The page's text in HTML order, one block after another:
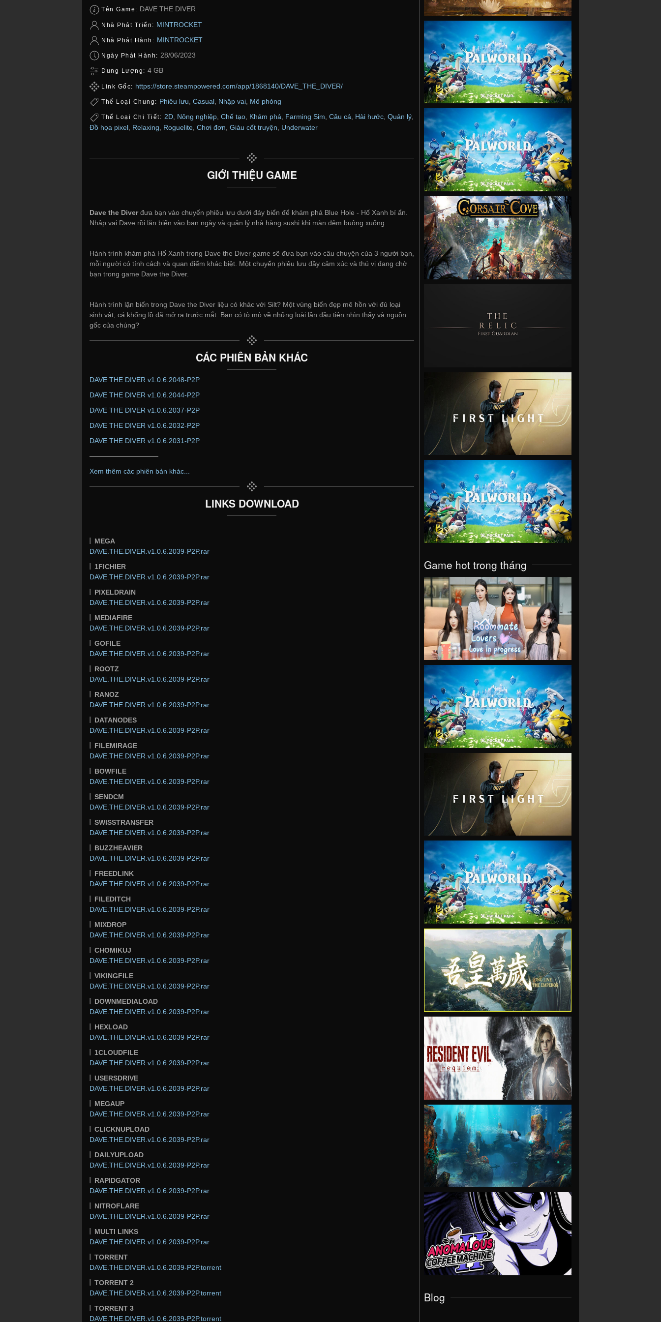
Tên Game: DAVE THE DIVER
Nhà Phát Triển: MINTROCKET
Nhà Phát Hành: MINTROCKET
Ngày Phát Hành: 28/06/2023
Dung Lượng: 4 GB
Link Gốc: https://store.steampowered.com/app/1868140/DAVE_THE_DIVER/
Thể Loại Chung: Phiêu lưu Casual Nhập vai Mô phỏng
Thể Loại Chi Tiết: 2D, Nông nghiệp, Chế tạo, Khám phá, Farming Sim, Câu cá, Hài hước, Quản lý,
Đồ họa pixel Relaxing Roguelite Chơi đơn Giàu cốt truyện Underwater
GIỚI THIỆU GAME
Dave the Diverđưa bạn vào chuyến phiêu lưu dưới đáy biển để khám phá Blue Hole - Hố Xanh bí ẩn.
Nhập vai Dave rồi lặn biển vào ban ngày và quản lý nhà hàng sushi khi màn đêm buông xuống.
Hành trình khám phá Hố Xanh trong Dave the Diver game sẽ đưa bạn vào câu chuyện của 3 người bạn,
mỗi người có tính cách và quan điểm khác biệt. Một chuyến phiêu lưu đầy cảm xúc và thú vị đang chờ
bạn trong game Dave the Diver.
Hành trình lặn biển trong Dave the Diver liệu có khác với Silt? Một vùng biển đẹp mê hồn với đủ loại
sinh vật, cá khổng lồ đã mở ra trước mắt. Bạn có tò mò về những loài lần đầu tiên nhìn thấy và nguồn
gốc của chúng?
CÁC PHIÊN BẢN KHÁC
DAVE THE DIVER v1.0.6.2048-P2P
DAVE THE DIVER v1.0.6.2044-P2P
DAVE THE DIVER v1.0.6.2037-P2P
DAVE THE DIVER v1.0.6.2032-P2P
DAVE THE DIVER v1.0.6.2031-P2P
——————————
Xem thêm các phiên bản khác...
LINKS DOWNLOAD
MEGA
DAVE.THE.DIVER.v1.0.6.2039-P2P.rar
1FICHIER
DAVE.THE.DIVER.v1.0.6.2039-P2P.rar
PIXELDRAIN
DAVE.THE.DIVER.v1.0.6.2039-P2P.rar
MEDIAFIRE
DAVE.THE.DIVER.v1.0.6.2039-P2P.rar
GOFILE
DAVE.THE.DIVER.v1.0.6.2039-P2P.rar
ROOTZ
DAVE.THE.DIVER.v1.0.6.2039-P2P.rar
RANOZ
DAVE.THE.DIVER.v1.0.6.2039-P2P.rar
DATANODES
DAVE.THE.DIVER.v1.0.6.2039-P2P.rar
FILEMIRAGE
DAVE.THE.DIVER.v1.0.6.2039-P2P.rar
BOWFILE
DAVE.THE.DIVER.v1.0.6.2039-P2P.rar
SENDCM
DAVE.THE.DIVER.v1.0.6.2039-P2P.rar
SWISSTRANSFER
DAVE.THE.DIVER.v1.0.6.2039-P2P.rar
BUZZHEAVIER
DAVE.THE.DIVER.v1.0.6.2039-P2P.rar
FREEDLINK
DAVE.THE.DIVER.v1.0.6.2039-P2P.rar
FILEDITCH
DAVE.THE.DIVER.v1.0.6.2039-P2P.rar
MIXDROP
DAVE.THE.DIVER.v1.0.6.2039-P2P.rar
CHOMIKUJ
DAVE.THE.DIVER.v1.0.6.2039-P2P.rar
VIKINGFILE
DAVE.THE.DIVER.v1.0.6.2039-P2P.rar
DOWNMEDIALOAD
DAVE.THE.DIVER.v1.0.6.2039-P2P.rar
HEXLOAD
DAVE.THE.DIVER.v1.0.6.2039-P2P.rar
1CLOUDFILE
DAVE.THE.DIVER.v1.0.6.2039-P2P.rar
USERSDRIVE
DAVE.THE.DIVER.v1.0.6.2039-P2P.rar
MEGAUP
DAVE.THE.DIVER.v1.0.6.2039-P2P.rar
CLICKNUPLOAD
DAVE.THE.DIVER.v1.0.6.2039-P2P.rar
DAILYUPLOAD
DAVE.THE.DIVER.v1.0.6.2039-P2P.rar
RAPIDGATOR
DAVE.THE.DIVER.v1.0.6.2039-P2P.rar
NITROFLARE
DAVE.THE.DIVER.v1.0.6.2039-P2P.rar
MULTI LINKS
DAVE.THE.DIVER.v1.0.6.2039-P2P.rar
TORRENT
DAVE.THE.DIVER.v1.0.6.2039-P2P.torrent
TORRENT 2
DAVE.THE.DIVER.v1.0.6.2039-P2P.torrent
TORRENT 3
DAVE.THE.DIVER.v1.0.6.2039-P2P.torrent
VIEW
VIEW
VIEW
VIEW
VIEW
VIEW
Game hot trong tháng
VIEW
VIEW
VIEW
VIEW
VIEW
VIEW
VIEW
VIEW
Blog